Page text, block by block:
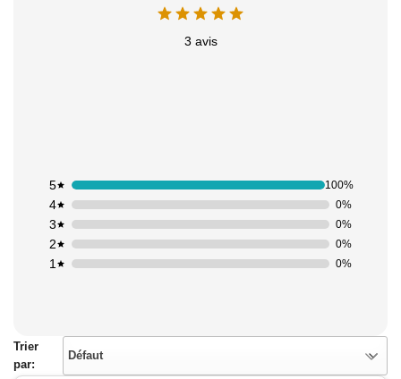
3 avis
1 0%
2 0%
3 0%
4 0%
5 100%
Trier
par:
Défaut